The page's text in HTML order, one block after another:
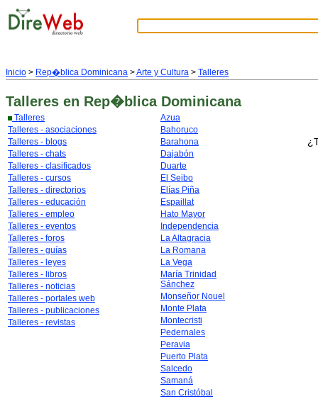
Inicio > Rep�blica Dominicana >Arte y Cultura > Talleres
Talleres en Rep�blica Dominicana
Talleres
Talleres - asociaciones
Talleres - blogs
Talleres - chats
Talleres - clasificados
Talleres - cursos
Talleres - directorios
Talleres - educación
Talleres - empleo
Talleres - eventos
Talleres - foros
Talleres - guías
Talleres - leyes
Talleres - libros
Talleres - noticias
Talleres - portales web
Talleres - publicaciones
Talleres - revistas
Azua
Bahoruco
Barahona
Dajabón
Duarte
El Seibo
Elías Piña
Espaillat
Hato Mayor
Independencia
La Altagracia
La Romana
La Vega
María Trinidad
Sánchez
Monseñor Nouel
Monte Plata
Montecristi
Pedernales
Peravia
Puerto Plata
Salcedo
Samaná
San Cristóbal